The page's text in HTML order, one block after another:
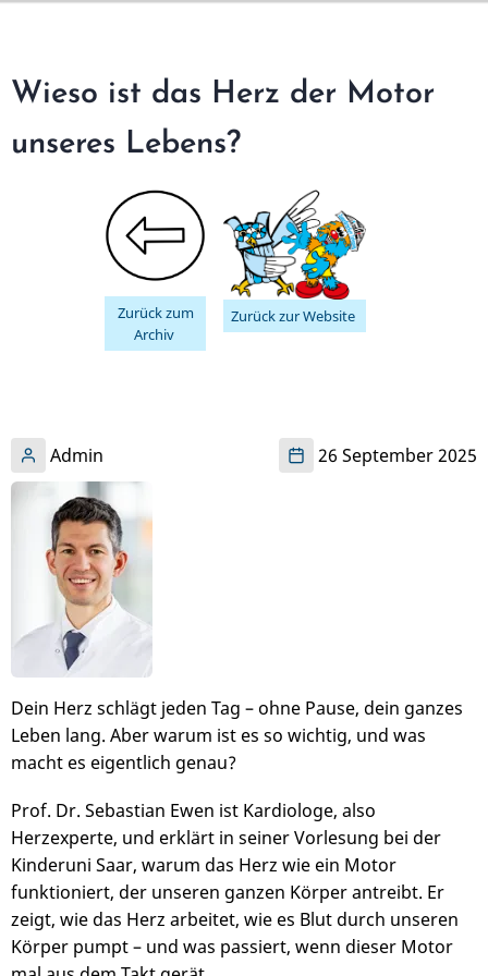
Wieso ist das Herz der Motor
unseres Lebens?
Zurück zum
Archiv
Zurück zur Website
Admin
26 September 2025
Dein Herz schlägt jeden Tag – ohne Pause, dein ganzes
Leben lang. Aber warum ist es so wichtig, und was
macht es eigentlich genau?
Prof. Dr. Sebastian Ewen ist Kardiologe, also
Herzexperte, und erklärt in seiner Vorlesung bei der
Kinderuni Saar, warum das Herz wie ein Motor
funktioniert, der unseren ganzen Körper antreibt. Er
zeigt, wie das Herz arbeitet, wie es Blut durch unseren
Körper pumpt – und was passiert, wenn dieser Motor